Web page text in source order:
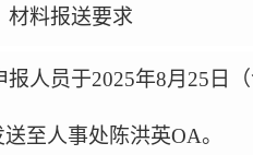
材料报送要求
报人员于2025年8月25日
至人事处陈洪英OA。